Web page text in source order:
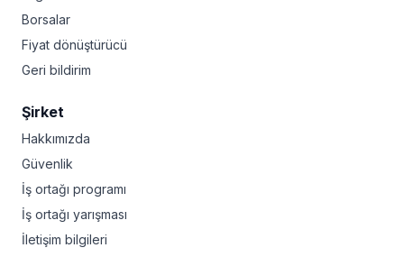
Borsalar
Fiyat dönüştürücü
Geri bildirim
Şirket
Hakkımızda
Güvenlik
İş ortağı programı
İş ortağı yarışması
İletişim bilgileri